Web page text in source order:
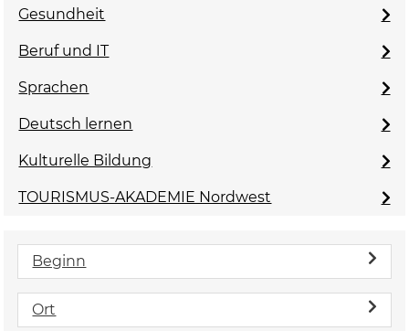
Gesundheit
Beruf und IT
Sprachen
Deutsch lernen
Kulturelle Bildung
TOURISMUS-AKADEMIE Nordwest
Beginn
Ort